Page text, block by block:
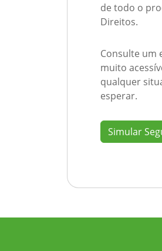
de todo o
Direitos.
Consulte um
muito
qualquer
esperar.
Simular